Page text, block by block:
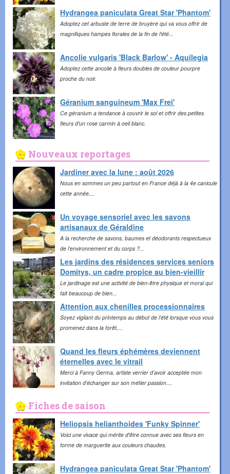
Hydrangea paniculata Great Star 'Phantom'
Adoptez cet arbuste de terre de bruyère qui va vous offrir de
magnifiques hampes florales de la fin de l'été...
Ancolie vulgaris 'Black Barlow' - Aquilegia
Adoptez cette ancolie à fleurs doubles de couleur pourpre
proche du noir.
Géranium sanguineum 'Max Frei'
Ce géranium a tendance à couvrir le sol et offrir des petites
fleurs d'un rose carmin à oeil blanc.
Nouveaux reportages
Jardiner avec la lune : août 2026
Nous en sommes un peu partout en France déjà à la 4e canicule
cette année,...
Un voyage sensoriel avec les savons
artisanaux de Géraldine
A la recherche de savons, baumes et déodorants respectueux
de l’environnement et du corps ?...
Les jardins des résidences services seniors
Domitys, un cadre propice au bien-vieillir
Le jardinage est une activité de bien-être physique et moral qui
fait beaucoup de bien...
Attention aux chenilles processionnaires
Soyez vigilant du printemps au début de l’été lorsque vous vous
promenez dans la forêt,...
Quand les fleurs éphémères deviennent
éternelles avec le vitrail
Merci à Fanny Germa, artiste verrier d’avoir acceptée mon
invitation d’échanger sur son métier passion....
Fiches de saison
Heliopsis helianthoides 'Funky Spinner'
Voici une vivace qui mérite d'être connue avec ses fleurs en
forme de marguerite aux couleurs chaudes.
Hydrangea paniculata Great Star 'Phantom'